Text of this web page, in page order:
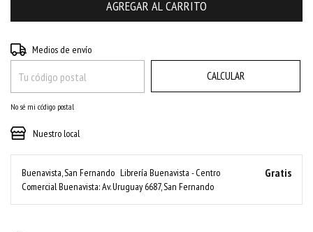
Entregas para el CP:
Medios de envío
CALCULAR
No sé mi código postal
Nuestro local
Buenavista, San Fernando Librería Buenavista - Centro
Comercial Buenavista: Av. Uruguay 6687, San Fernando
Gratis